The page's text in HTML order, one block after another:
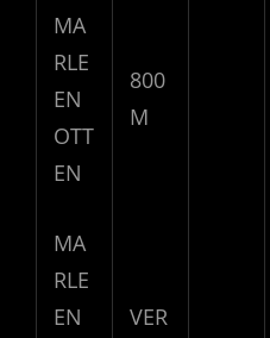
MA
RLE
EN
OTT
EN
800
M
MA
RLE
EN
VER